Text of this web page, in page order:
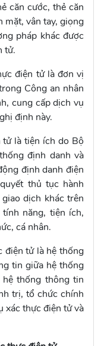
căn cước, thẻ căn
mặt, vân tay, giọng
pháp khác được
tử.
điện tử là đơn vị
Công an nhân
cung cấp dịch vụ
định này.
là tiện ích do Bộ
định danh và
định danh điện
thủ tục hành
dịch khác trên
năng, tiện ích,
cá nhân.
điện tử là hệ thống
tin giữa hệ thống
thống thông tin
trị, tổ chức chính
xác thực điện tử và